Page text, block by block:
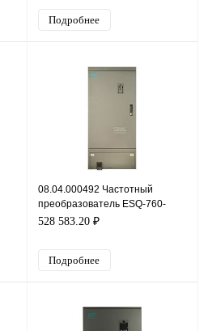
Подробнее
08.04.000492 Частотный
преобразователь ESQ-760-
4T2000G/2200P, 380В, 200кВт,
528 583.20 ₽
Подробнее